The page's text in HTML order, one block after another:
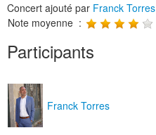
Concert ajouté par Franck Torres
Note moyenne :
Participants
Franck Torres